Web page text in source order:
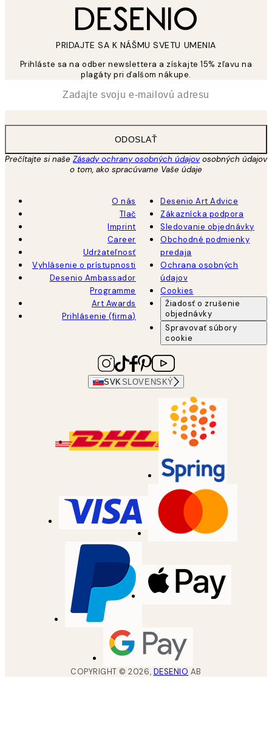
PRIDAJTE SA K NÁŠMU SVETU UMENIA
Prihláste sa na odber newslettera a získajte 15% zľavu na
plagáty pri ďalšom nákupe.
ODOSLAŤ
Prečítajte si naše Zásady ochrany osobných údajovosobných údajov
o tom, ako spracúvame Vaše údaje
O nás
Tlač
Imprint
Career
Udržateľnosť
Vyhlásenie o prístupnosti
Desenio Ambassador
Programme
Art Awards
Prihlásenie (firma)
Desenio Art Advice
Zákaznícka podpora
Sledovanie objednávky
Obchodné podmienky
predaja
Ochrana osobných
údajov
Cookies
Žiadosť o zrušenie
objednávky
Spravovať súbory
cookie
SVK SLOVENSKÝ
COPYRIGHT ©2026, DESENIO AB